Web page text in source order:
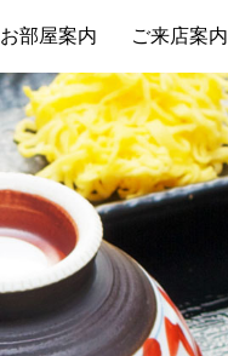
お部屋案内 ご来店案内